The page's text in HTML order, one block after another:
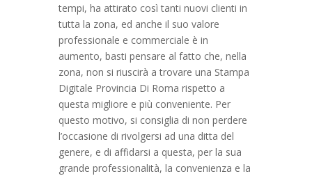
tempi, ha attirato così tanti nuovi clienti in
tutta la zona, ed anche il suo valore
professionale e commerciale è in
aumento, basti pensare al fatto che, nella
zona, non si riuscirà a trovare una Stampa
Digitale Provincia Di Roma rispetto a
questa migliore e più conveniente. Per
questo motivo, si consiglia di non perdere
l’occasione di rivolgersi ad una ditta del
genere, e di affidarsi a questa, per la sua
grande professionalità, la convenienza e la